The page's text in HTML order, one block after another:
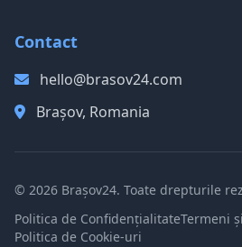
Contact
hello@brasov24.com
Brașov, Romania
© 2026 Brașov24. Toate drepturile
Politica de ConfidențialitateTermeni
Politica de Cookie-uri